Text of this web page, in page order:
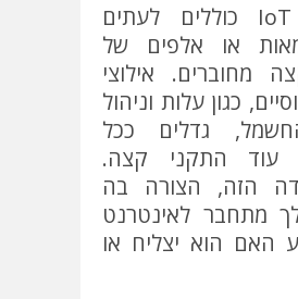
פתרונות IoT כוללים לעתים
או אלפים של
מחוברים. אילוצי
כגון עלות וניהול
גדלים ככל
עוד התקני קצה.
הזה, הצורה בה
מתחבר לאינטרנט
האם הוא יצליח או